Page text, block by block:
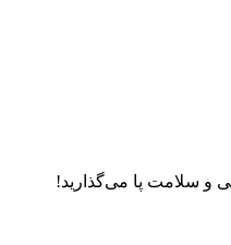
و سلامت پا می‌گذارید!